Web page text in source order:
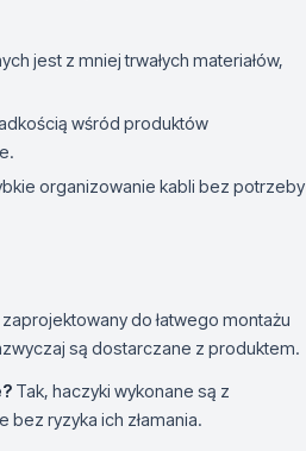
jest z mniej trwałych materiałów,
wśród produktów
organizowanie kabli bez potrzeby
do łatwego montażu
są dostarczane z produktem.
Tak, haczyki wykonane są z
bez ryzyka ich złamania.